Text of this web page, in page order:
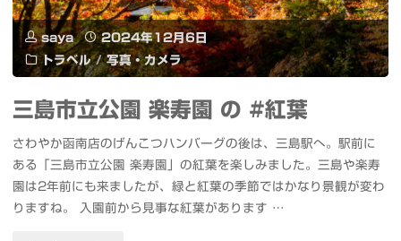
saya
2024年12月6日
トラベル / 写真・カメラ
三島市立公園 楽寿園 の #紅葉
さわやか函南店のげんこつハンバーグの後は、三島駅へ。駅前に
ある「三島市立公園 楽寿園」の紅葉を楽しみました。三島や楽寿
園は2年前にも来ましたが、緑と紅葉の季節ではかなり景観が変わ
りますね。 入園前から見事な紅葉があります …